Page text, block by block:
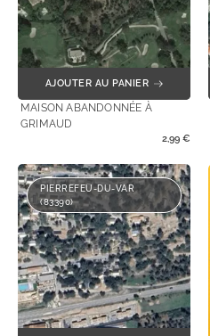
AJOUTER AU PANIER
MAISON ABANDONNÉE À
GRIMAUD
2,99 €
PIERREFEU-DU-VAR
(83390)